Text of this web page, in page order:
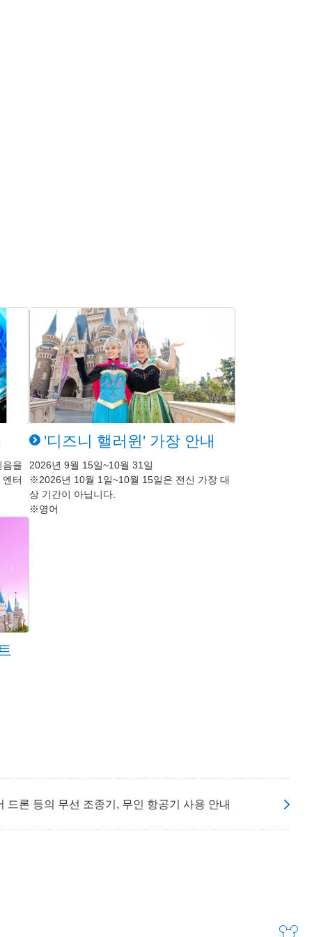
음을
터
'디즈니 핼러윈' 가장 안내
2026년 9월 15일~10월 31일
※2026년 10월 1일~10월 15일은 전신 가장 대
상 기간이 아닙니다.
※영어
드론 등의 무선 조종기, 무인 항공기 사용 안내